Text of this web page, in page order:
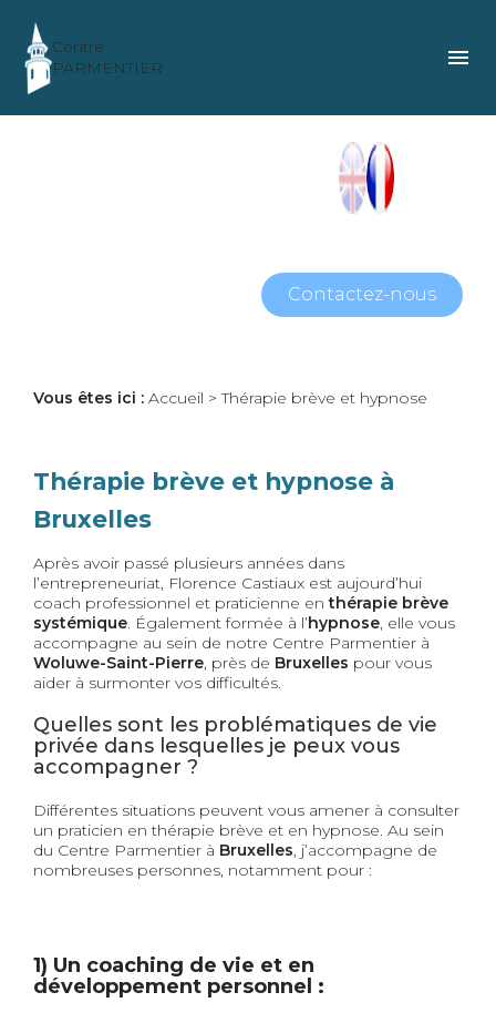
Centre
PARMENTIER
menu
Contactez-nous
Vous êtes ici : Accueil > Thérapie brève et hypnose
Thérapie brève et hypnose à
Bruxelles
Après avoir passé plusieurs années dans
l’entrepreneuriat, Florence Castiaux est aujourd’hui
coach professionnel et praticienne enthérapie brève
systémique. Également formée à l’hypnose, elle vous
accompagne au sein de notre Centre Parmentier à
Woluwe-Saint-Pierre, près de Bruxelles pour vous
aider à surmonter vos difficultés.
Quelles sont les problématiques de vie
privée dans lesquelles je peux vous
accompagner ?
Différentes situations peuvent vous amener à consulter
un praticien en thérapie brève et en hypnose. Au sein
du Centre Parmentier à Bruxelles, j’accompagne de
nombreuses personnes, notamment pour :
1) Un coaching de vie et en
développement personnel :